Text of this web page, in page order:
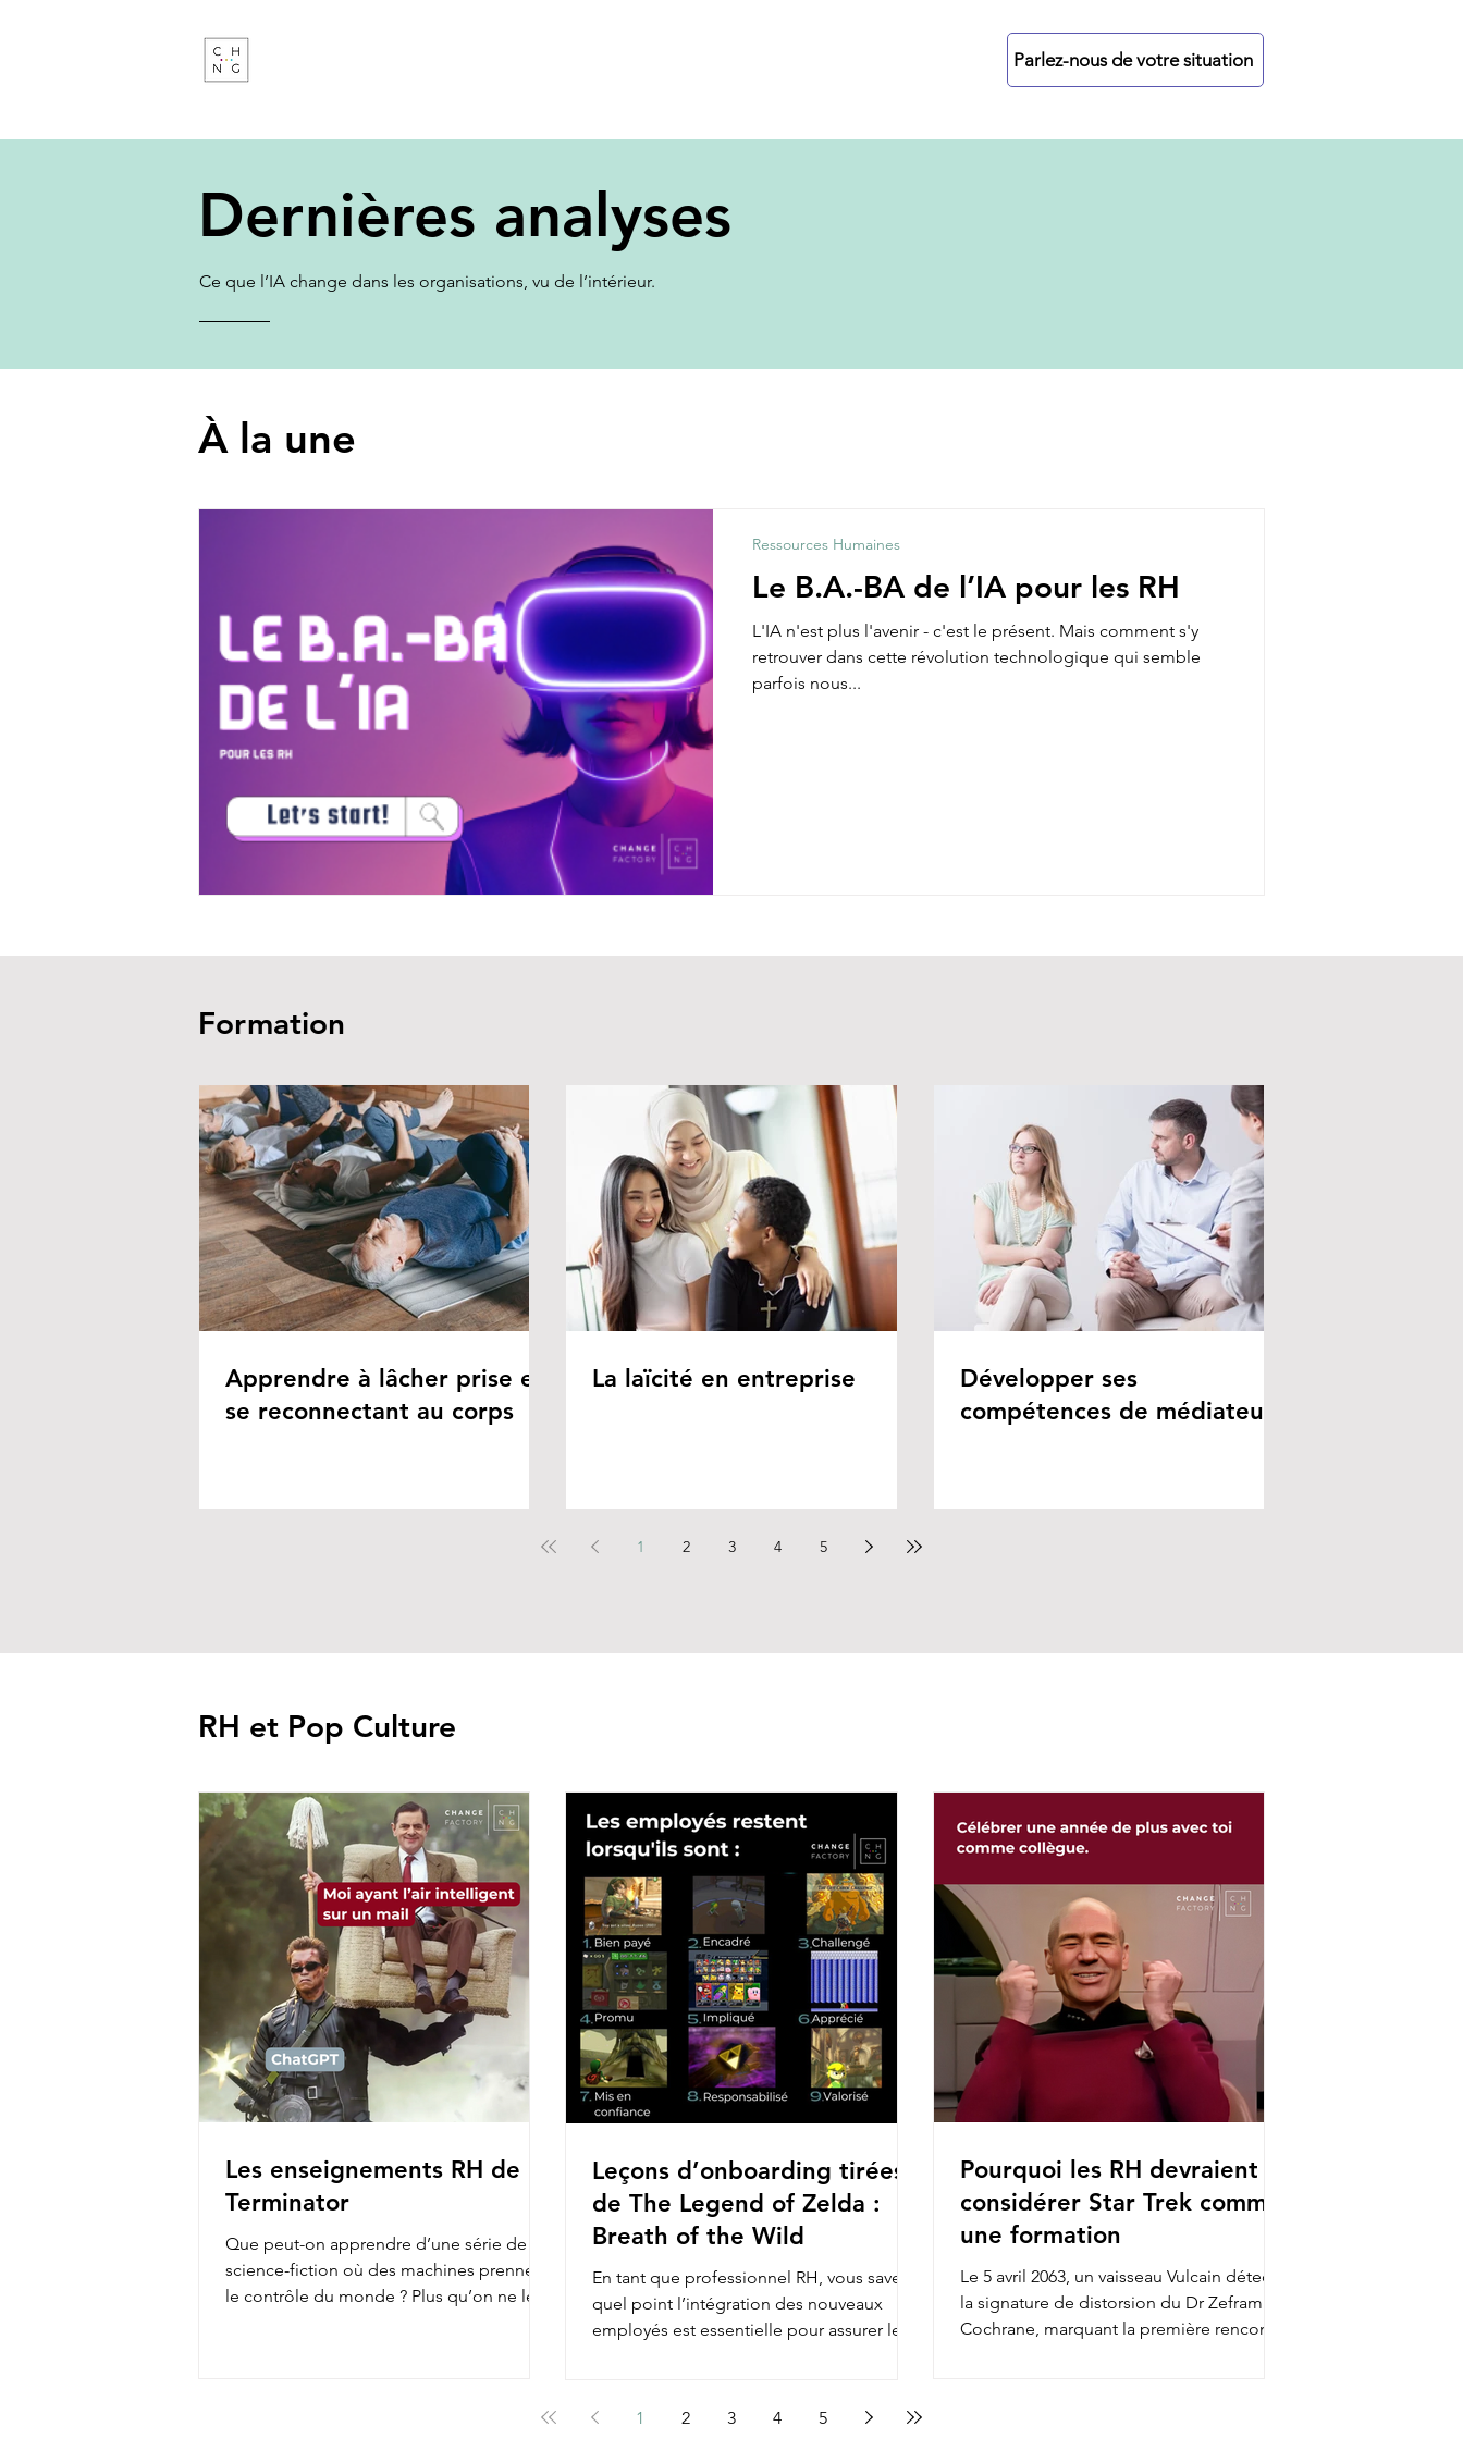
Parlez-nous de votre situation
Dernières analyses
Ce que l’IA change dans les organisations, vu de l’intérieur.
À la une
Le B.A.-BA de l’IA pour les RH
L'IA n'est plus l'avenir - c'est le présent. Mais comment s'y
retrouver dans cette révolution technologique qui semble
parfois nous...
Ressources Humaines
Formation
Apprendre à lâcher prise en
se reconnectant au corps
La laïcité en entreprise
Développer ses
compétences de médiateur
1 2 3 4 5
RH et Pop Culture
Les enseignements RH de
Terminator
Que peut-on apprendre d’une série de
science-fiction où des machines prennent
le contrôle du monde ? Plus qu’on ne le
Leçons d’onboarding tirées
de The Legend of Zelda :
Breath of the Wild
En tant que professionnel RH, vous savez à
quel point l’intégration des nouveaux
employés est essentielle pour assurer leur
Pourquoi les RH devraient
considérer Star Trek comme
une formation
Le 5 avril 2063, un vaisseau Vulcain détecte
la signature de distorsion du Dr Zefram
Cochrane, marquant la première rencontre
1 2 3 4 5